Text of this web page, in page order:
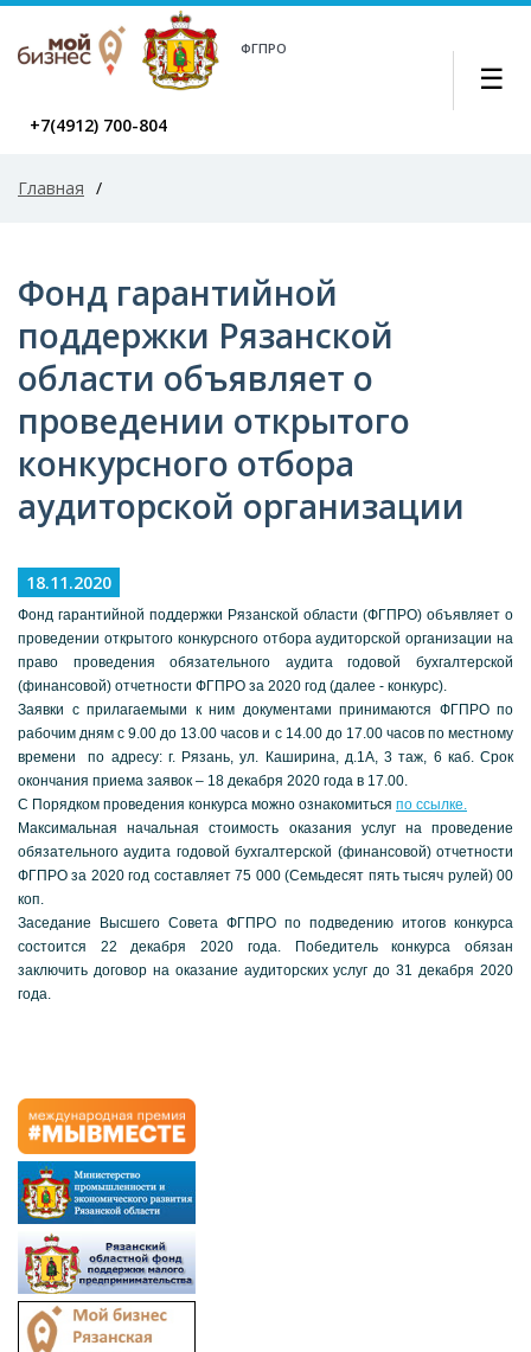
ФГПРО
+7(4912) 700-804
☰
Главная /
Фонд гарантийной
поддержки Рязанской
области объявляет о
проведении открытого
конкурсного отбора
аудиторской организации
18.11.2020
Фонд гарантийной поддержки Рязанской области (ФГПРО) объявляет о
проведении открытого конкурсного отбора аудиторской организации на
право проведения обязательного аудита годовой бухгалтерской
(финансовой) отчетности ФГПРО за 2020 год (далее - конкурс).
Заявки с прилагаемыми к ним документами принимаются ФГПРО по
рабочим дням с 9.00 до 13.00 часов и с 14.00 до 17.00 часов по местному
времени по адресу: г. Рязань, ул. Каширина, д.1А, 3 таж, 6 каб. Срок
окончания приема заявок – 18 декабря 2020 года в 17.00.
С Порядком проведения конкурса можно ознакомиться по ссылке.
Максимальная начальная стоимость оказания услуг на проведение
обязательного аудита годовой бухгалтерской (финансовой) отчетности
ФГПРО за 2020 год составляет 75 000 (Семьдесят пять тысяч рулей) 00
коп.
Заседание Высшего Совета ФГПРО по подведению итогов конкурса
состоится 22 декабря 2020 года. Победитель конкурса обязан
заключить договор на оказание аудиторских услуг до 31 декабря 2020
года.